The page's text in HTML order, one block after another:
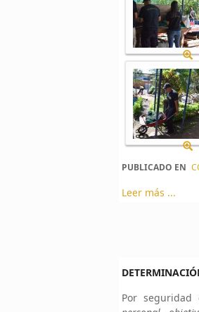
PUBLICADO EN
Leer más ...
Por seguridad